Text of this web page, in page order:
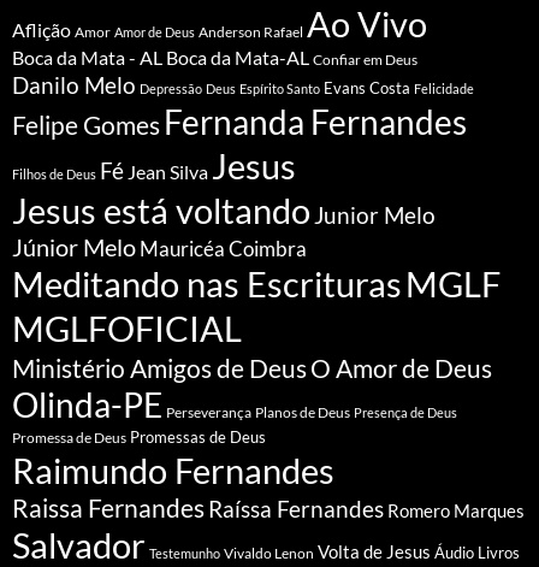
Aflição Amor Amor de Deus Anderson Rafael Ao Vivo
Boca da Mata - AL Boca da Mata-AL Confiar em Deus
Danilo Melo Depressão Deus Espírito Santo Evans Costa Felicidade
Felipe Gomes Fernanda Fernandes
Filhos de Deus Fé Jean Silva Jesus
Jesus está voltando Junior Melo
Júnior Melo Mauricéa Coimbra
Meditando nas EscriturasMGLF
MGLFOFICIAL
Ministério Amigos de DeusO Amor de Deus
Olinda-PE Perseverança Planos de Deus Presença de Deus
Promessa de Deus Promessas de Deus
Raimundo Fernandes
Raissa FernandesRaíssa Fernandes Romero Marques
Salvador Testemunho Vivaldo Lenon Volta de Jesus Áudio Livros